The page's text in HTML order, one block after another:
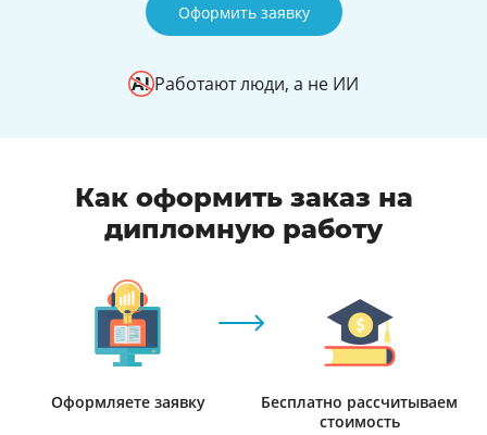
Оформить заявку
Работают люди, а не ИИ
Как оформить заказ на
дипломную работу
Оформляете заявку
Бесплатно рассчитываем
стоимость